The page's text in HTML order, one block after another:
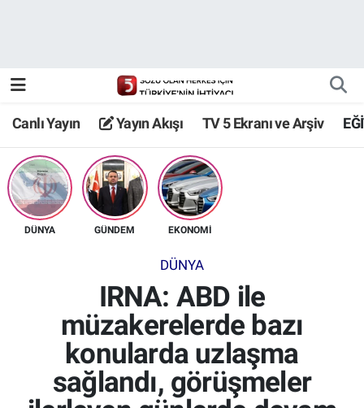
Canlı Yayın Yayın Akışı TV 5 Ekranı ve Arşiv
DÜNYA GÜNDEM EKONOMİ
DÜNYA
IRNA: ABD ile
müzakerelerde bazı
konularda uzlaşma
sağlandı, görüşmeler
TV 5 Ekranı ve Arşiv